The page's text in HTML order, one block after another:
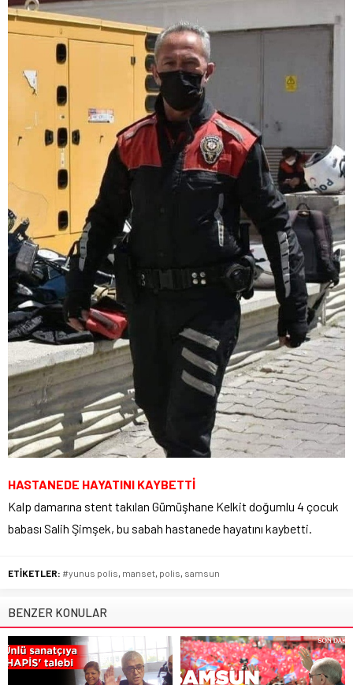
HASTANEDE HAYATINI KAYBETTİ
Kalp damarına stent takılan Gümüşhane Kelkit doğumlu 4 çocuk
babası Salih Şimşek, bu sabah hastanede hayatını kaybetti.
ETİKETLER: #yunus polis, manset, polis, samsun
BENZER KONULAR